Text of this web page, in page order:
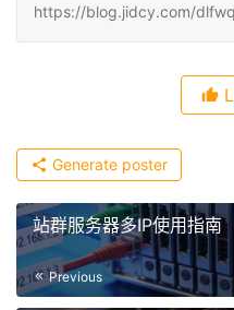
https://blog.jidcy.com/
Generate poster
站群服务器多IP使用指南
Previous